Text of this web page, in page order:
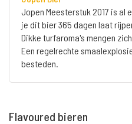
Jopen Meesterstuk 2017 is al
je dit bier 365 dagen laat
Dikke turfaroma's mengen
Een regelrechte
besteden.
Flavoured bieren